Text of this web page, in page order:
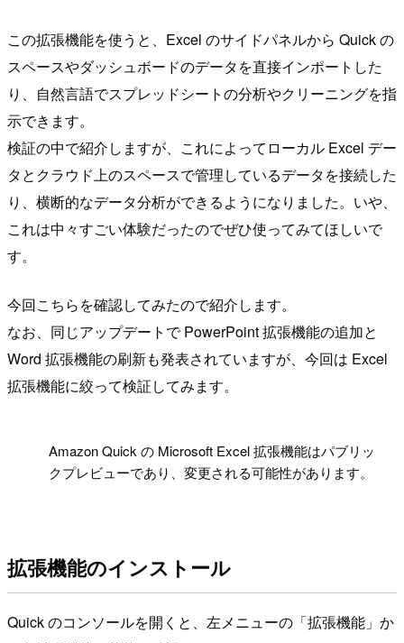
この拡張機能を使うと、Excel のサイドパネルから Quick の
スペースやダッシュボードのデータを直接インポートした
り、自然言語でスプレッドシートの分析やクリーニングを指
示できます。
検証の中で紹介しますが、これによってローカル Excel デー
タとクラウド上のスペースで管理しているデータを接続した
り、横断的なデータ分析ができるようになりました。いや、
これは中々すごい体験だったのでぜひ使ってみてほしいで
す。
今回こちらを確認してみたので紹介します。
なお、同じアップデートで PowerPoint 拡張機能の追加と
Word 拡張機能の刷新も発表されていますが、今回は Excel
拡張機能に絞って検証してみます。
Amazon Quick の Microsoft Excel 拡張機能はパブリッ
クプレビューであり、変更される可能性があります。
拡張機能のインストール
Quick のコンソールを開くと、左メニューの「拡張機能」か